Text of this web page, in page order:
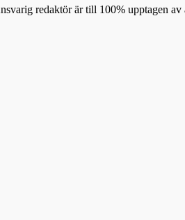
redaktör är till 100% upptagen